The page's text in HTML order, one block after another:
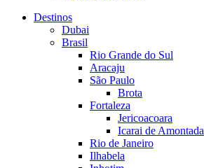
Destinos
Dubai
Brasil
Rio Grande do Sul
Aracaju
São Paulo
Brota
Fortaleza
Jericoacoara
Icarai de Amontada
Rio de Janeiro
Ilhabela